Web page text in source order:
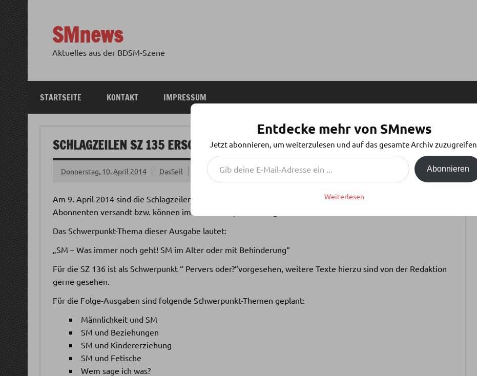
Zum
Inhalt
springen
SMnews
Aktuelles aus der BDSM-Szene
STARTSEITE KONTAKT IMPRESSUM
SCHLAGZEILEN SZ 135 ERSCHIENEN
Donnerstag, 10. April 2014 DasSeil
Am 9. April 2014 sind die Schlagzeilen SZ 135 erschienen und wurden an die Vertriebsstellen und
Abonnenten versandt bzw. können im Online Shop der Schlagzeilen bestellt werden.
Das Schwerpunkt-Thema dieser Ausgabe lautet:
„SM – Was immer noch geht! SM im Alter oder mit Behinderung“
Für die SZ 136 ist als Schwerpunkt “ Pervers oder?“vorgesehen, weitere Texte hierzu sind von der Redaktion
gerne gesehen.
Für die Folge-Ausgaben sind folgende Schwerpunkt-Themen geplant:
Männlichkeit und SM
SM und Beziehungen
SM und Kindererziehung
SM und Fetische
Wem sage ich was?
Entdecke mehr von SMnews
Jetzt abonnieren, um weiterzulesen und auf das gesamte Archiv zuzugreifen.
Gib deine E-Mail-Adresse ein ...
Abonnieren
Weiterlesen